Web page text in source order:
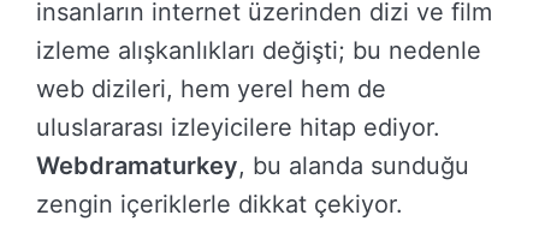
insanların internet üzerinden dizi ve film
izleme alışkanlıkları değişti; bu nedenle
web dizileri, hem yerel hem de
uluslararası izleyicilere hitap ediyor.
Webdramaturkey, bu alanda sunduğu
zengin içeriklerle dikkat çekiyor.